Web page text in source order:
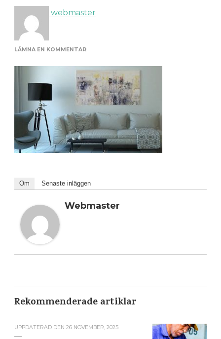
webmaster
LÄMNA EN KOMMENTARPÅ
Om Senaste inläggen
Webmaster
Rekommenderade artiklar
UPPDATERAD DEN 26 NOVEMBER, 2025